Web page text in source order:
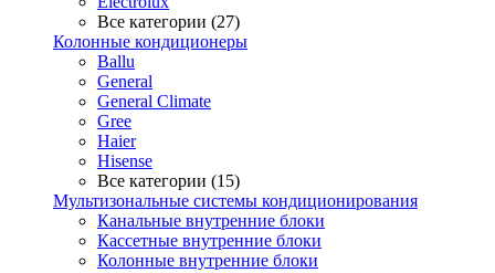
Все категории (27)
Колонные кондиционеры
Ballu
General
General Climate
Gree
Haier
Hisense
Все категории (15)
Мультизональные системы кондиционирования
Канальные внутренние блоки
Кассетные внутренние блоки
Колонные внутренние блоки